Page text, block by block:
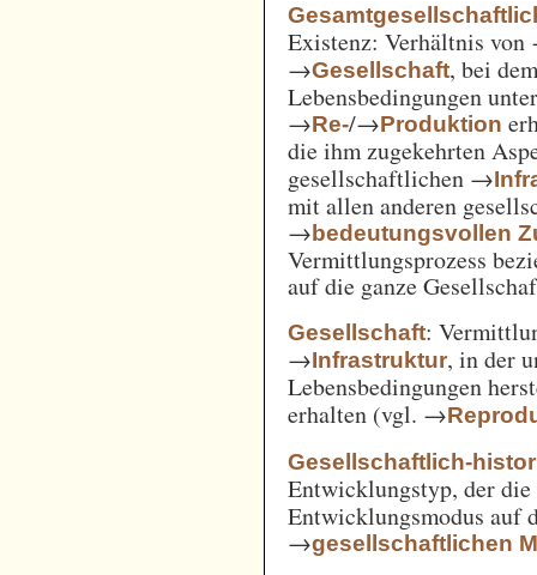
Existenz: Verhältnis
→Gesellschaft, bei
Lebensbedingungen
→Re-/→Produktion
die ihm zugekehrten
gesellschaftlichen →
mit allen anderen
→bedeutungsvollen
Vermittlungsprozess
auf die ganze
Gesellschaft:
→Infrastruktur, in der
Lebensbedingungen
erhalten (vgl. →
Gesellschaftlich-
Entwicklungstyp, der
Entwicklungsmodus auf
→gesellschaftlichen